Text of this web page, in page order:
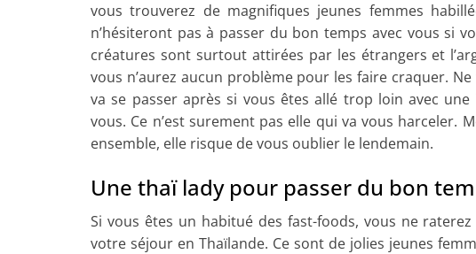
vous trouverez de magnifiques jeunes femmes
n’hésiteront pas à passer du bon temps avec vous si
créatures sont surtout attirées par les étrangers et
vous n’aurez aucun problème pour les faire craquer.
va se passer après si vous êtes allé trop loin avec
vous. Ce n’est surement pas elle qui va vous harceler.
ensemble, elle risque de vous oublier le lendemain.
Une thaï lady pour passer du bon
Si vous êtes un habitué des fast-foods, vous ne
votre séjour en Thaïlande. Ce sont de jolies jeunes